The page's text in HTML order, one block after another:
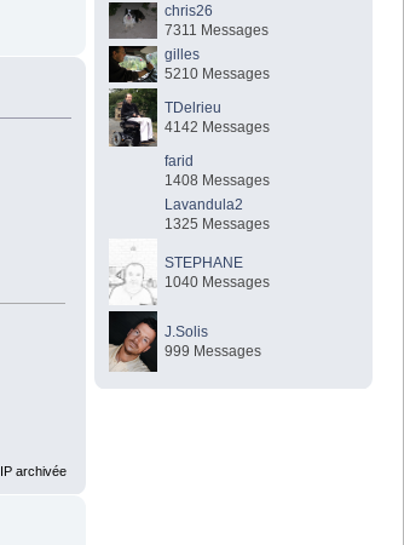
IP archivée
chris26
7311 Messages
gilles
5210 Messages
TDelrieu
4142 Messages
farid
1408 Messages
Lavandula2
1325 Messages
STEPHANE
1040 Messages
J.Solis
999 Messages